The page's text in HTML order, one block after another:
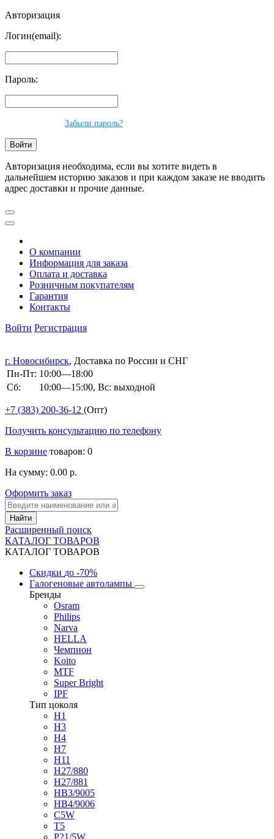
Авторизация
Логин(email):
Пароль:
Забыли пароль?
Авторизация необходима, если вы хотите видеть в
дальнейшем историю заказов и при каждом заказе не вводить
адрес доставки и прочие данные.
О компании
Информация для заказа
Оплата и доставка
Розничным покупателям
Гарантия
Контакты
Войти Регистрация
г. Новосибирск, Доставка по России и СНГ
Пн-Пт: 10:00—18:00
Сб:
10:00—15:00, Вс: выходной
+7 (383) 200-36-12 (Опт)
Получить консультацию по телефону
В корзине товаров: 0
На сумму: 0.00 р.
Оформить заказ
Расширенный поиск
КАТАЛОГ ТОВАРОВ
КАТАЛОГ ТОВАРОВ
Скидки до -70%
Галогеновые автолампы
Бренды
Osram
Philips
Narva
HELLA
Чемпион
Koito
MTF
Super Bright
IPF
Тип цоколя
H1
H3
H4
H7
H11
H27/880
H27/881
HB3/9005
HB4/9006
C5W
T5
P21/5W